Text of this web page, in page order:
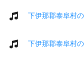
下伊那郡泰阜村
下伊那郡泰阜村